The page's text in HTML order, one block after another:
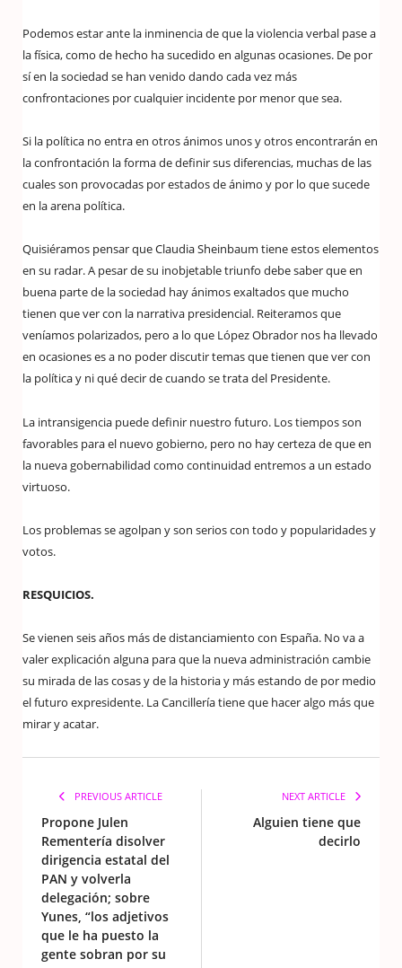
Podemos estar ante la inminencia de que la violencia verbal pase a
la física, como de hecho ha sucedido en algunas ocasiones. De por
sí en la sociedad se han venido dando cada vez más
confrontaciones por cualquier incidente por menor que sea.
Si la política no entra en otros ánimos unos y otros encontrarán en
la confrontación la forma de definir sus diferencias, muchas de las
cuales son provocadas por estados de ánimo y por lo que sucede
en la arena política.
Quisiéramos pensar que Claudia Sheinbaum tiene estos elementos
en su radar. A pesar de su inobjetable triunfo debe saber que en
buena parte de la sociedad hay ánimos exaltados que mucho
tienen que ver con la narrativa presidencial. Reiteramos que
veníamos polarizados, pero a lo que López Obrador nos ha llevado
en ocasiones es a no poder discutir temas que tienen que ver con
la política y ni qué decir de cuando se trata del Presidente.
La intransigencia puede definir nuestro futuro. Los tiempos son
favorables para el nuevo gobierno, pero no hay certeza de que en
la nueva gobernabilidad como continuidad entremos a un estado
virtuoso.
Los problemas se agolpan y son serios con todo y popularidades y
votos.
RESQUICIOS.
Se vienen seis años más de distanciamiento con España. No va a
valer explicación alguna para que la nueva administración cambie
su mirada de las cosas y de la historia y más estando de por medio
el futuro expresidente. La Cancillería tiene que hacer algo más que
mirar y acatar.
PREVIOUS ARTICLE
Propone Julen
Rementería disolver
dirigencia estatal del
PAN y volverla
delegación; sobre
Yunes, “los adjetivos
que le ha puesto la
gente sobran por su
NEXT ARTICLE
Alguien tiene que
decirlo